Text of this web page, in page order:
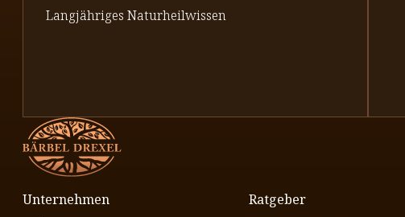
Langjähriges Naturheilwissen
Unternehmen
Ratgeber